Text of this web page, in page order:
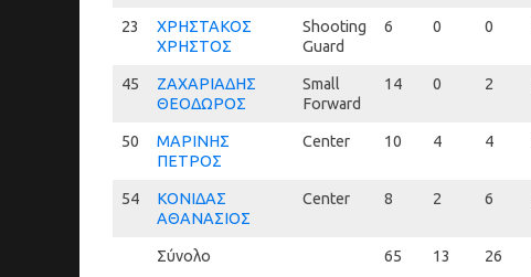
23
45
50
54
23
ΧΡΗΣΤΑΚΟΣ
ΧΡΗΣΤΟΣ
Shooting
Guard
6 0 0
45
ΖΑΧΑΡΙΑΔΗΣ
ΘΕΟΔΩΡΟΣ
Small
Forward
14 0 2
50
ΜΑΡΙΝΗΣ
ΠΕΤΡΟΣ
Center 10 4 4
54
ΚΟΝΙΔΑΣ
ΑΘΑΝΑΣΙΟΣ
Center 8 2 6
Σύνολο 65 13 26